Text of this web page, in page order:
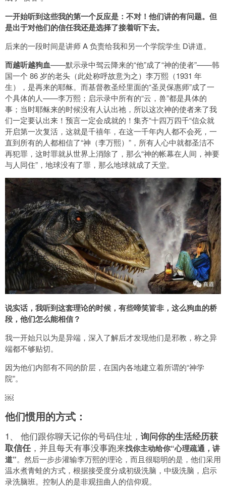
一开始听到这些我的第一个反应是：不对！他们讲的有问题。但
是出于对他们的信任我还是选择了接着听下去。
后来的一段时间是讲师 A 负责给我和另一个学院学生 D讲道。
而越听越狗血——默示录中驾云降来的“他”成了“神的使者”——韩
国一个 86 岁的老头（此处称呼故意为之）李万熙（1931 年
生），是再来的耶稣。而基督教圣经里面的“圣灵保惠师”成了一
个具体的人——李万熙；启示录中所有的“云，兽”都是具体的
事；当时耶稣来的时候没有人认出祂，所以这次神的使者来了我
们一定要认出来！预言一定会成就的！集齐“十四万四千“信众就
开启第一次复活，这就是千禧年，在这一千年内人都不会死，一
直到所有的人都相信了“神（李万熙）”，所有人心中就都圣洁不
再犯罪，这时罪就从世界上消除了，那么“神的帐幕在人间，神要
与人同住”，地球没有了罪，那么地球就成了天堂。
说实话，我听到这套理论的时候，有些啼笑皆非，这么狗血的桥
段，他们怎么能相信？
我一开始只以为是异端，深入了解后才发现他们是邪教，称之异
端都不够贴切。
因为他们内部有不同的阶层，在国内各地建立着所谓的“神学
院”。
￼
他们惯用的方式：
1、 他们跟你聊天记你的号码住址， 询问你的生活经历获
取信任，并且每天有事没事跑来找你主动给你“心理疏通，讲
道”。然后一步步灌输李万熙的理论，而且很聪明的是，他们采用
温水煮青蛙的方式，根据接受度分成初级洗脑，中级洗脑，启示
录洗脑班。控制人的是非观扭曲人的信仰观。